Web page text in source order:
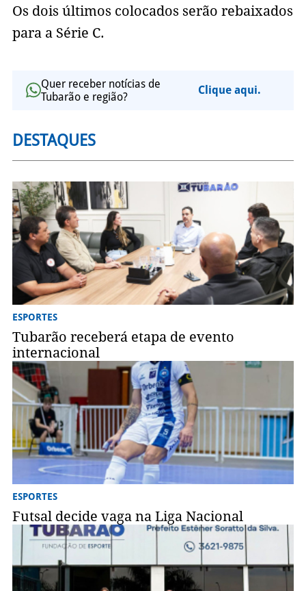
Os dois últimos colocados serão rebaixados
para a Série C.
Quer receber notícias de
Tubarão e região?
Clique aqui.
DESTAQUES
ESPORTES
Tubarão receberá etapa de evento
internacional
ESPORTES
Futsal decide vaga na Liga Nacional